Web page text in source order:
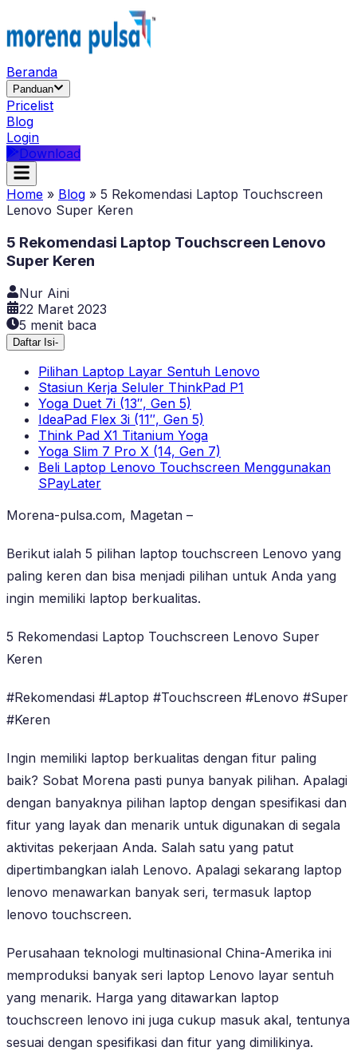
Beranda
Panduan
Pricelist
Blog
Login
Download
Home » Blog » 5 Rekomendasi Laptop Touchscreen
Lenovo Super Keren
5 Rekomendasi Laptop Touchscreen Lenovo
Super Keren
Nur Aini
22 Maret 2023
5 menit baca
Daftar Isi-
Pilihan Laptop Layar Sentuh Lenovo
Stasiun Kerja Seluler ThinkPad P1
Yoga Duet 7i (13″, Gen 5)
IdeaPad Flex 3i (11″, Gen 5)
Think Pad X1 Titanium Yoga
Yoga Slim 7 Pro X (14, Gen 7)
Beli Laptop Lenovo Touchscreen Menggunakan
SPayLater
Morena-pulsa.com, Magetan –
Berikut ialah 5 pilihan laptop touchscreen Lenovo yang
paling keren dan bisa menjadi pilihan untuk Anda yang
ingin memiliki laptop berkualitas.
5 Rekomendasi Laptop Touchscreen Lenovo Super
Keren
#Rekomendasi #Laptop #Touchscreen #Lenovo #Super
#Keren
Ingin memiliki laptop berkualitas dengan fitur paling
baik? Sobat Morena pasti punya banyak pilihan. Apalagi
dengan banyaknya pilihan laptop dengan spesifikasi dan
fitur yang layak dan menarik untuk digunakan di segala
aktivitas pekerjaan Anda. Salah satu yang patut
dipertimbangkan ialah Lenovo. Apalagi sekarang laptop
lenovo menawarkan banyak seri, termasuk laptop
lenovo touchscreen.
Perusahaan teknologi multinasional China-Amerika ini
memproduksi banyak seri laptop Lenovo layar sentuh
yang menarik. Harga yang ditawarkan laptop
touchscreen lenovo ini juga cukup masuk akal, tentunya
sesuai dengan spesifikasi dan fitur yang dimilikinya.